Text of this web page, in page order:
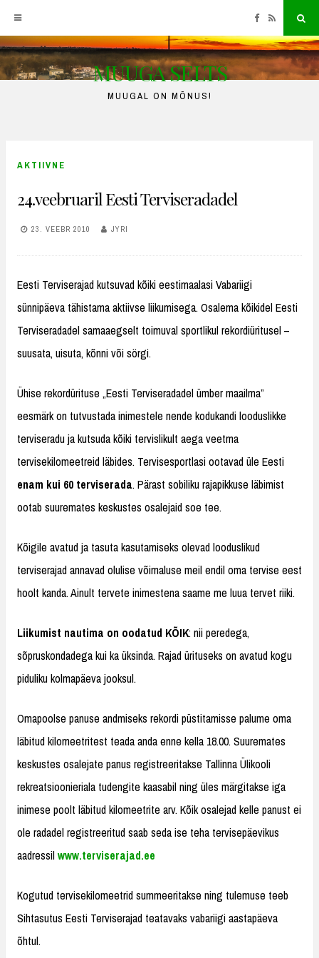
Skip
Facebook
RSS
MUUGA SELTS
MUUGAL ON MÕNUS!
AKTIIVNE
24.veebruaril Eesti Terviseradadel
23. VEEBR 2010 JYRI
Eesti Terviserajad kutsuvad kõiki eestimaalasi Vabariigi
sünnipäeva tähistama aktiivse liikumisega. Osalema kõikidel Eesti
Terviseradadel samaaegselt toimuval sportlikul rekordiüritusel –
suusata, uisuta, kõnni või sörgi.
Ühise rekordürituse „Eesti Terviseradadel ümber maailma”
eesmärk on tutvustada inimestele nende kodukandi looduslikke
terviseradu ja kutsuda kõiki tervislikult aega veetma
tervisekilomeetreid läbides. Tervisesportlasi ootavad üle Eesti
enam kui 60 terviserada. Pärast sobiliku rajapikkuse läbimist
ootab suuremates keskustes osalejaid soe tee.
Kõigile avatud ja tasuta kasutamiseks olevad looduslikud
terviserajad annavad olulise võimaluse meil endil oma tervise eest
hoolt kanda. Ainult tervete inimestena saame me luua tervet riiki.
Liikumist nautima on oodatud KÕIK: nii peredega,
sõpruskondadega kui ka üksinda. Rajad ürituseks on avatud kogu
piduliku kolmapäeva jooksul.
Omapoolse panuse andmiseks rekordi püstitamisse palume oma
läbitud kilomeetritest teada anda enne kella 18.00. Suuremates
keskustes osalejate panus registreeritakse Tallinna Ülikooli
rekreatsioonieriala tudengite kaasabil ning üles märgitakse iga
inimese poolt läbitud kilomeetrite arv. Kõik osalejad kelle panust ei
ole radadel registreeritud saab seda ise teha tervisepäevikus
aadressilwww.terviserajad.ee
Kogutud tervisekilomeetrid summeeritakse ning tulemuse teeb
Sihtasutus Eesti Terviserajad teatavaks vabariigi aastapäeva
õhtul.